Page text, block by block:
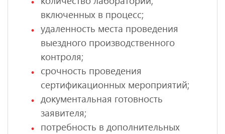
включенных в процесс;
удаленность места проведения
выездного производственного
контроля;
срочность проведения
сертификационных мероприятий;
документальная готовность
заявителя;
потребность в дополнительных